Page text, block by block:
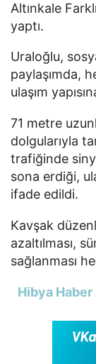
Altınkale
yaptı.
Uraloğlu,
paylaşımda,
ulaşım
71 metre
dolgularıyla
trafiğinde
sona erdiği,
ifade edildi.
Kavşak
azaltılması,
sağlanması
Hibya Haber